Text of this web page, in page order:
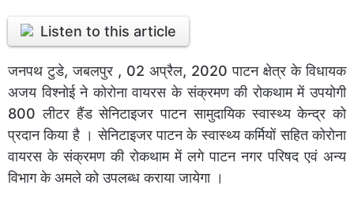
Listen to this article
जनपथ टुडे, जबलपुर , 02 अप्रैल, 2020 पाटन क्षेत्र के विधायक
अजय विश्नोई ने कोरोना वायरस के संक्रमण की रोकथाम में उपयोगी
800 लीटर हैंड सेनिटाइजर पाटन सामुदायिक स्वास्थ्य केन्द्र को
प्रदान किया है । सेनिटाइजर पाटन के स्वास्थ्य कर्मियों सहित कोरोना
वायरस के संक्रमण की रोकथाम में लगे पाटन नगर परिषद एवं अन्य
विभाग के अमले को उपलब्ध कराया जायेगा ।